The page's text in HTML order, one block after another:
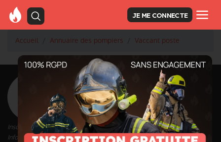
JE ME CONNECTE
Accueil Annuaire des pompiers Vaccant poste
< Retour à la liste des pompiers
Vaccant poste
Inscrit depuis le 02/01/2023 à 22:46
Informations mises à jour le 03/01/2023 à 00:43